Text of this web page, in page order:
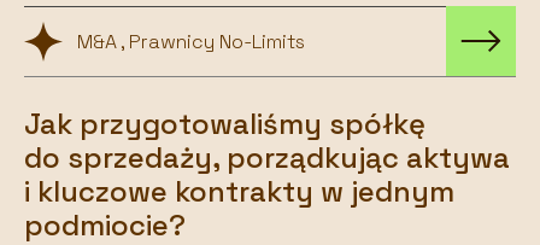
M&A , Prawnicy No-Limits
Jak przygotowaliśmy spółkę
do sprzedaży, porządkując aktywa
i kluczowe kontrakty w jednym
podmiocie?